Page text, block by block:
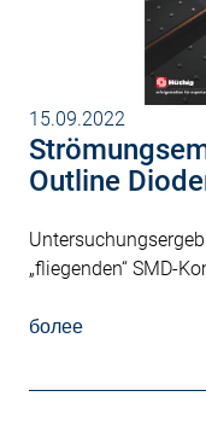
15.09.2022
Outline
„fliegenden“ SMD-
более